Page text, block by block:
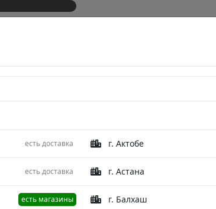
есть доставка г. Актобе
есть доставка г. Астана
есть магазины г. Балхаш
Ковер